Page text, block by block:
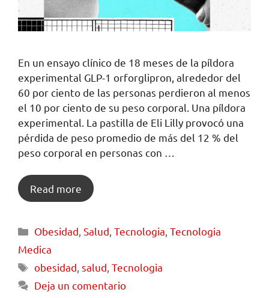
En un ensayo clínico de 18 meses de la píldora
experimental GLP-1 orforglipron, alrededor del
60 por ciento de las personas perdieron al menos
el 10 por ciento de su peso corporal. Una píldora
experimental. La pastilla de Eli Lilly provocó una
pérdida de peso promedio de más del 12 % del
peso corporal en personas con …
Read more
Obesidad ,Salud ,Tecnologia ,Tecnologia
Medica
obesidad ,salud ,Tecnologia
Deja un comentario